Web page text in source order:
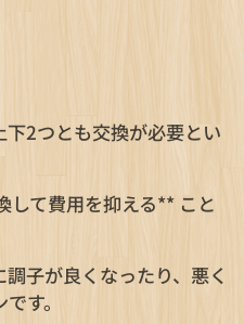
2つとも交換が必要とい
して費用を抑える** こと
子が良くなったり、悪く
す。